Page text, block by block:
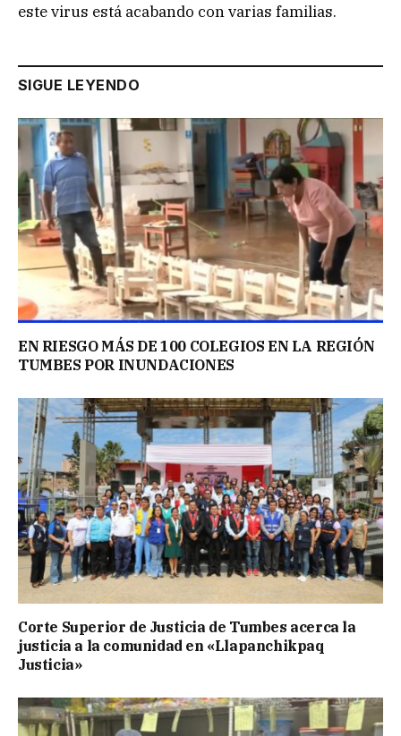
este virus está acabando con varias familias.
SIGUE LEYENDO
EN RIESGO MÁS DE 100 COLEGIOS EN LA REGIÓN
TUMBES POR INUNDACIONES
Corte Superior de Justicia de Tumbes acerca la
justicia a la comunidad en «Llapanchikpaq
Justicia»